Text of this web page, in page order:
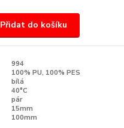
Přidat do košíku
994
100% PU, 100% PES
bílá
40°C
pár
15mm
100mm